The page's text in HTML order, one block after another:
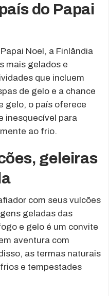
do Papai
Noel, a Finlândia
mais gelados e
que incluem
de gelo e a chance
gelo, o país oferece
inesquecível para
ao frio.
geleiras
com seus vulcões
geladas das
e gelo é um convite
aventura com
as termas naturais
e tempestades